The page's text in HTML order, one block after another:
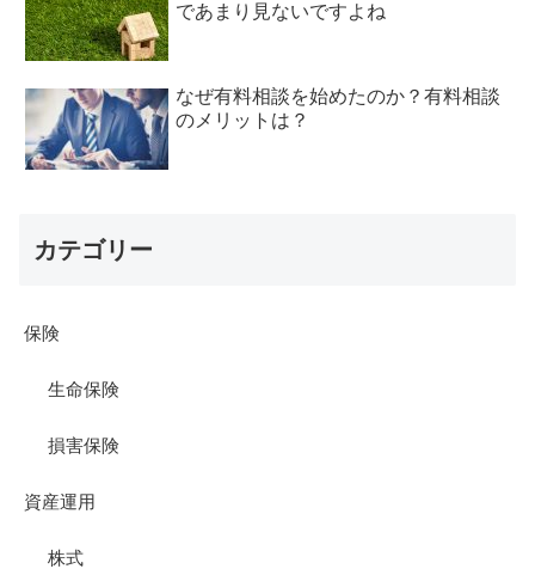
であまり見ないですよね
なぜ有料相談を始めたのか？有料相談
のメリットは？
カテゴリー
保険
生命保険
損害保険
資産運用
株式